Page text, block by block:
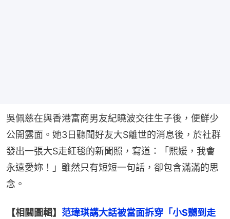
吳佩慈在與香港富商男友紀曉波交往生子後，便鮮少
公開露面。她3日聽聞好友大S離世的消息後，於社群
發出一張大S走紅毯的新聞照，寫道：「熙媛，我會
永遠愛妳！」雖然只有短短一句話，卻包含滿滿的思
念。
【相關圖輯】 范瑋琪講大話被當面拆穿「小S嬲到走